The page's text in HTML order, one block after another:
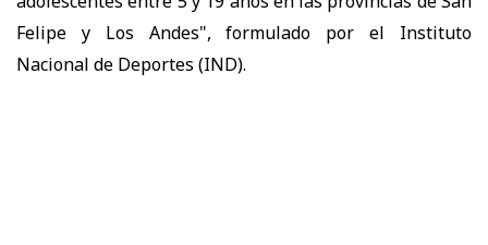
Felipe y Los Andes", formulado por el Instituto
Nacional de Deportes (IND).